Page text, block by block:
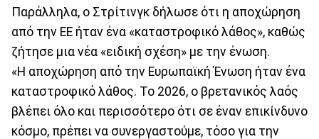
Παράλληλα, ο Στρίτινγκ δήλωσε ότι η αποχώρηση
από την ΕΕ ήταν ένα «καταστροφικό λάθος», καθώς
ζήτησε μια νέα «ειδική σχέση» με την ένωση.
«Η αποχώρηση από την Ευρωπαϊκή Ένωση ήταν ένα
καταστροφικό λάθος. Το 2026, ο βρετανικός λαός
βλέπει όλο και περισσότερο ότι σε έναν επικίνδυνο
κόσμο, πρέπει να συνεργαστούμε, τόσο για την